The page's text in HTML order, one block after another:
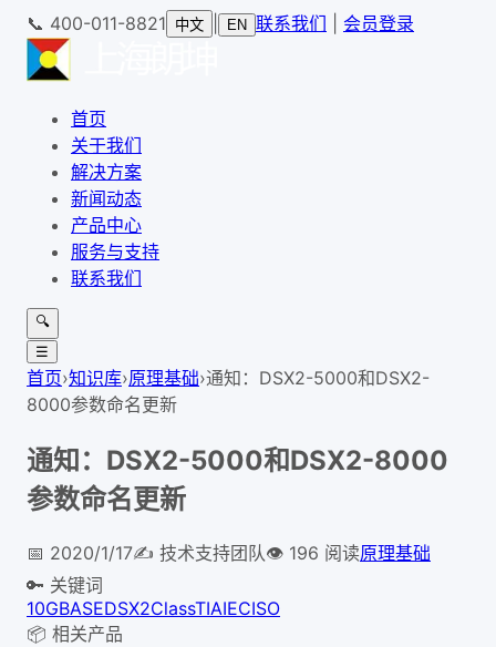
📞 400-011-8821 中文 EN 联系我们 会员登录
首页
关于我们
解决方案
新闻动态
产品中心
服务与支持
联系我们
🔍
☰
首页›知识库›原理基础›通知：DSX2-5000和DSX2-
8000参数命名更新
通知：DSX2-5000和DSX2-8000
参数命名更新
📅 2020/1/17✍️ 技术支持团队👁 196 阅读原理基础
🔑 关键词
10GBASEDSX2ClassTIAIECISO
📦 相关产品